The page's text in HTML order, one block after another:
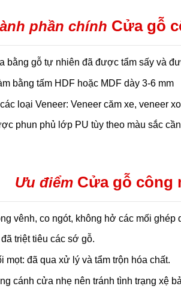
phần chính Cửa gỗ
bằng gỗ tự nhiên đã được tẩm sấy và
bằng tấm HDF hoặc MDF dày 3-6 mm
loại Veneer: Veneer căm xe, veneer
phun phủ lớp PU tùy theo màu sắc
Ưu điểm Cửa gỗ công
vênh, co ngót, không hở các mối ghép
triệt tiêu các sớ gỗ.
mọt: đã qua xử lý và tẩm trộn hóa chất.
cánh cửa nhẹ nên tránh tình trạng xệ